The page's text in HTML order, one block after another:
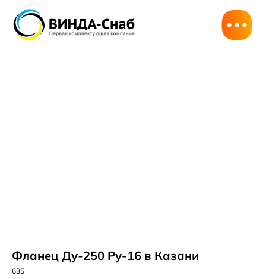
Фланец Ду-250 Ру-16 в Казани
635